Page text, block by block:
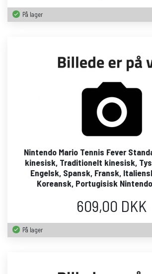
På lager
Nintendo Mario Tennis Fever
kinesisk, Traditionelt kinesisk,
Engelsk, Spansk, Fransk,
Koreansk, Portugisisk
609,00 DKK
På lager